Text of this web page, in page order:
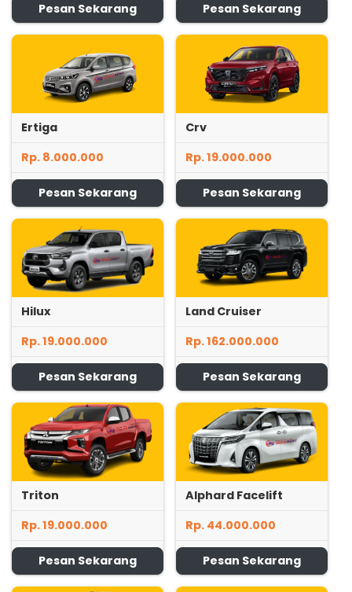
Pesan Sekarang Pesan Sekarang
Ertiga
Rp. 8.000.000
Pesan Sekarang
Crv
Rp. 19.000.000
Pesan Sekarang
Hilux
Rp. 19.000.000
Pesan Sekarang
Land Cruiser
Rp. 162.000.000
Pesan Sekarang
Triton
Rp. 19.000.000
Pesan Sekarang
Alphard Facelift
Rp. 44.000.000
Pesan Sekarang